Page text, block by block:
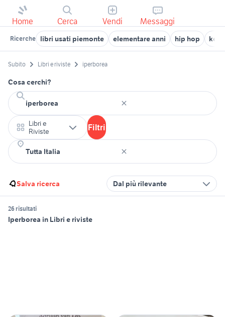
Home Cerca Vendi Messaggi
Ricerche libri usati piemonte elementare anni hip hop ken
Subito Libri e riviste iperborea
Cosa cerchi?
Libri e
Riviste
Filtri
Salva ricerca Dal più rilevante
26 risultati
Iperborea in Libri e riviste